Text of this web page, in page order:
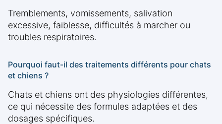
Tremblements, vomissements, salivation
excessive, faiblesse, difficultés à marcher ou
troubles respiratoires.
Pourquoi faut-il des traitements différents pour chats
et chiens ?
Chats et chiens ont des physiologies différentes,
ce qui nécessite des formules adaptées et des
dosages spécifiques.